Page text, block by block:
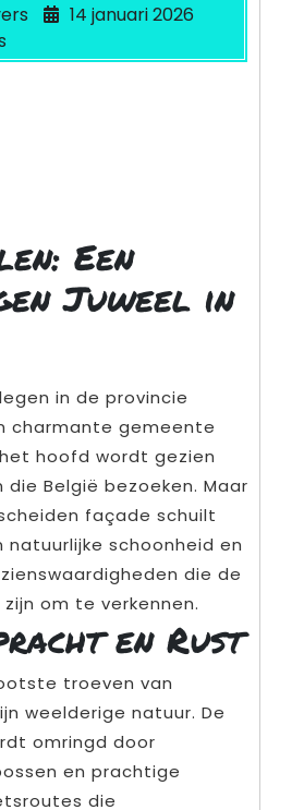
14 januari 2026
Een
Juweel in
in de provincie
charmante gemeente
hoofd wordt gezien
België bezoeken. Maar
façade schuilt
schoonheid en
die de
om te verkennen.
en Rust
troeven van
weelderige natuur. De
omringd door
en prachtige
die